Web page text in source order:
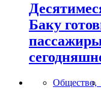
Баку
Общество,